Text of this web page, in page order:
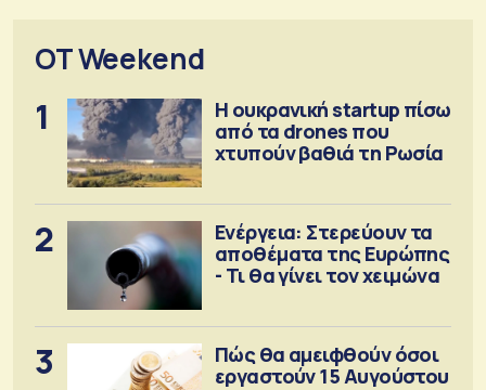
OT Weekend
1
Η ουκρανική startup πίσω
από τα drones που
χτυπούν βαθιά τη Ρωσία
2
Ενέργεια: Στερεύουν τα
αποθέματα της Ευρώπης
- Τι θα γίνει τον χειμώνα
3
Πώς θα αμειφθούν όσοι
εργαστούν 15 Αυγούστου